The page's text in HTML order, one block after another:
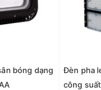
bóng dạng
Đèn pha
công